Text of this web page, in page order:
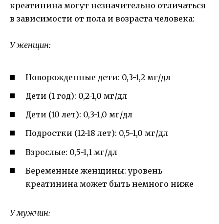
креатинина могут незначительно отличаться
в зависимости от пола и возраста человека:
У женщин:
Новорожденные дети: 0,3-1,2 мг/дл
Дети (1 год): 0,2-1,0 мг/дл
Дети (10 лет): 0,3-1,0 мг/дл
Подростки (12-18 лет): 0,5-1,0 мг/дл
Взрослые: 0,5-1,1 мг/дл
Беременные женщины: уровень
креатинина может быть немного ниже
У мужчин: